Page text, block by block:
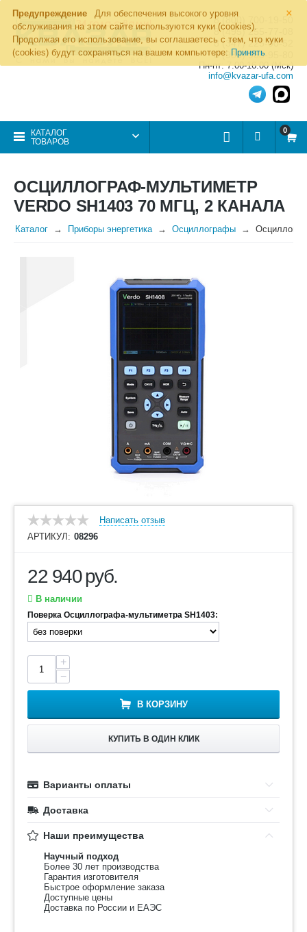
×
Предупреждение
Для обеспечения высокого уровня
обслуживания на этом сайте используются куки (cookies).
Продолжая его использование, вы соглашаетесь с тем, что куки
(cookies) будут сохраняться на вашем компьютере: Принять
8 (800) 700-19-50
8 (495) 255-77-08
8 (347) 225-00-52
8 (986) 963-95-80
Пн-пт: 7.00-16.00 (Мск)
info@kvazar-ufa.com
КАТАЛОГ
ТОВАРОВ
0
ОСЦИЛЛОГРАФ-МУЛЬТИМЕТР
VERDO SH1403 70 МГЦ, 2 КАНАЛА
Каталог Приборы энергетика Осциллографы
Написать отзыв
АРТИКУЛ: 08296
22 940руб.
В наличии
Поверка Осциллографа-мультиметра SH1403:
+
−
В КОРЗИНУ
КУПИТЬ В ОДИН КЛИК
Варианты оплаты
Доставка
Наши преимущества
Научный подход
Более 30 лет производства
Гарантия изготовителя
Быстрое оформление заказа
Доступные цены
Доставка по России и ЕАЭС